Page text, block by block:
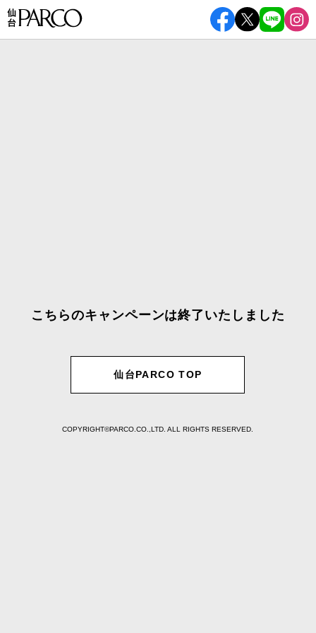
こちらのキャンペーンは終了いたしました
仙台PARCO TOP
COPYRIGHT©PARCO.CO.,LTD. ALL RIGHTS RESERVED.